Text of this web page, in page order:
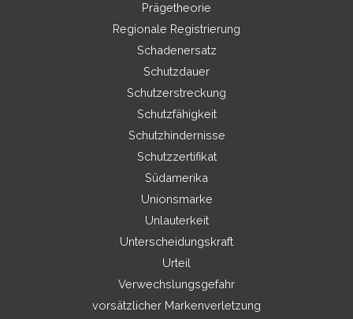
Prägetheorie
Regionale Registrierung
Schadenersatz
Schutzdauer
Schutzerstreckung
Schutzfähigkeit
Schutzhindernisse
Schutzzertifikat
Südamerika
Unionsmarke
Unlauterkeit
Unterscheidungskraft
Urteil
Verwechslungsgefahr
vorsätzlicher Markenverletzung